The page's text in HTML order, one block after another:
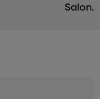
Salon.